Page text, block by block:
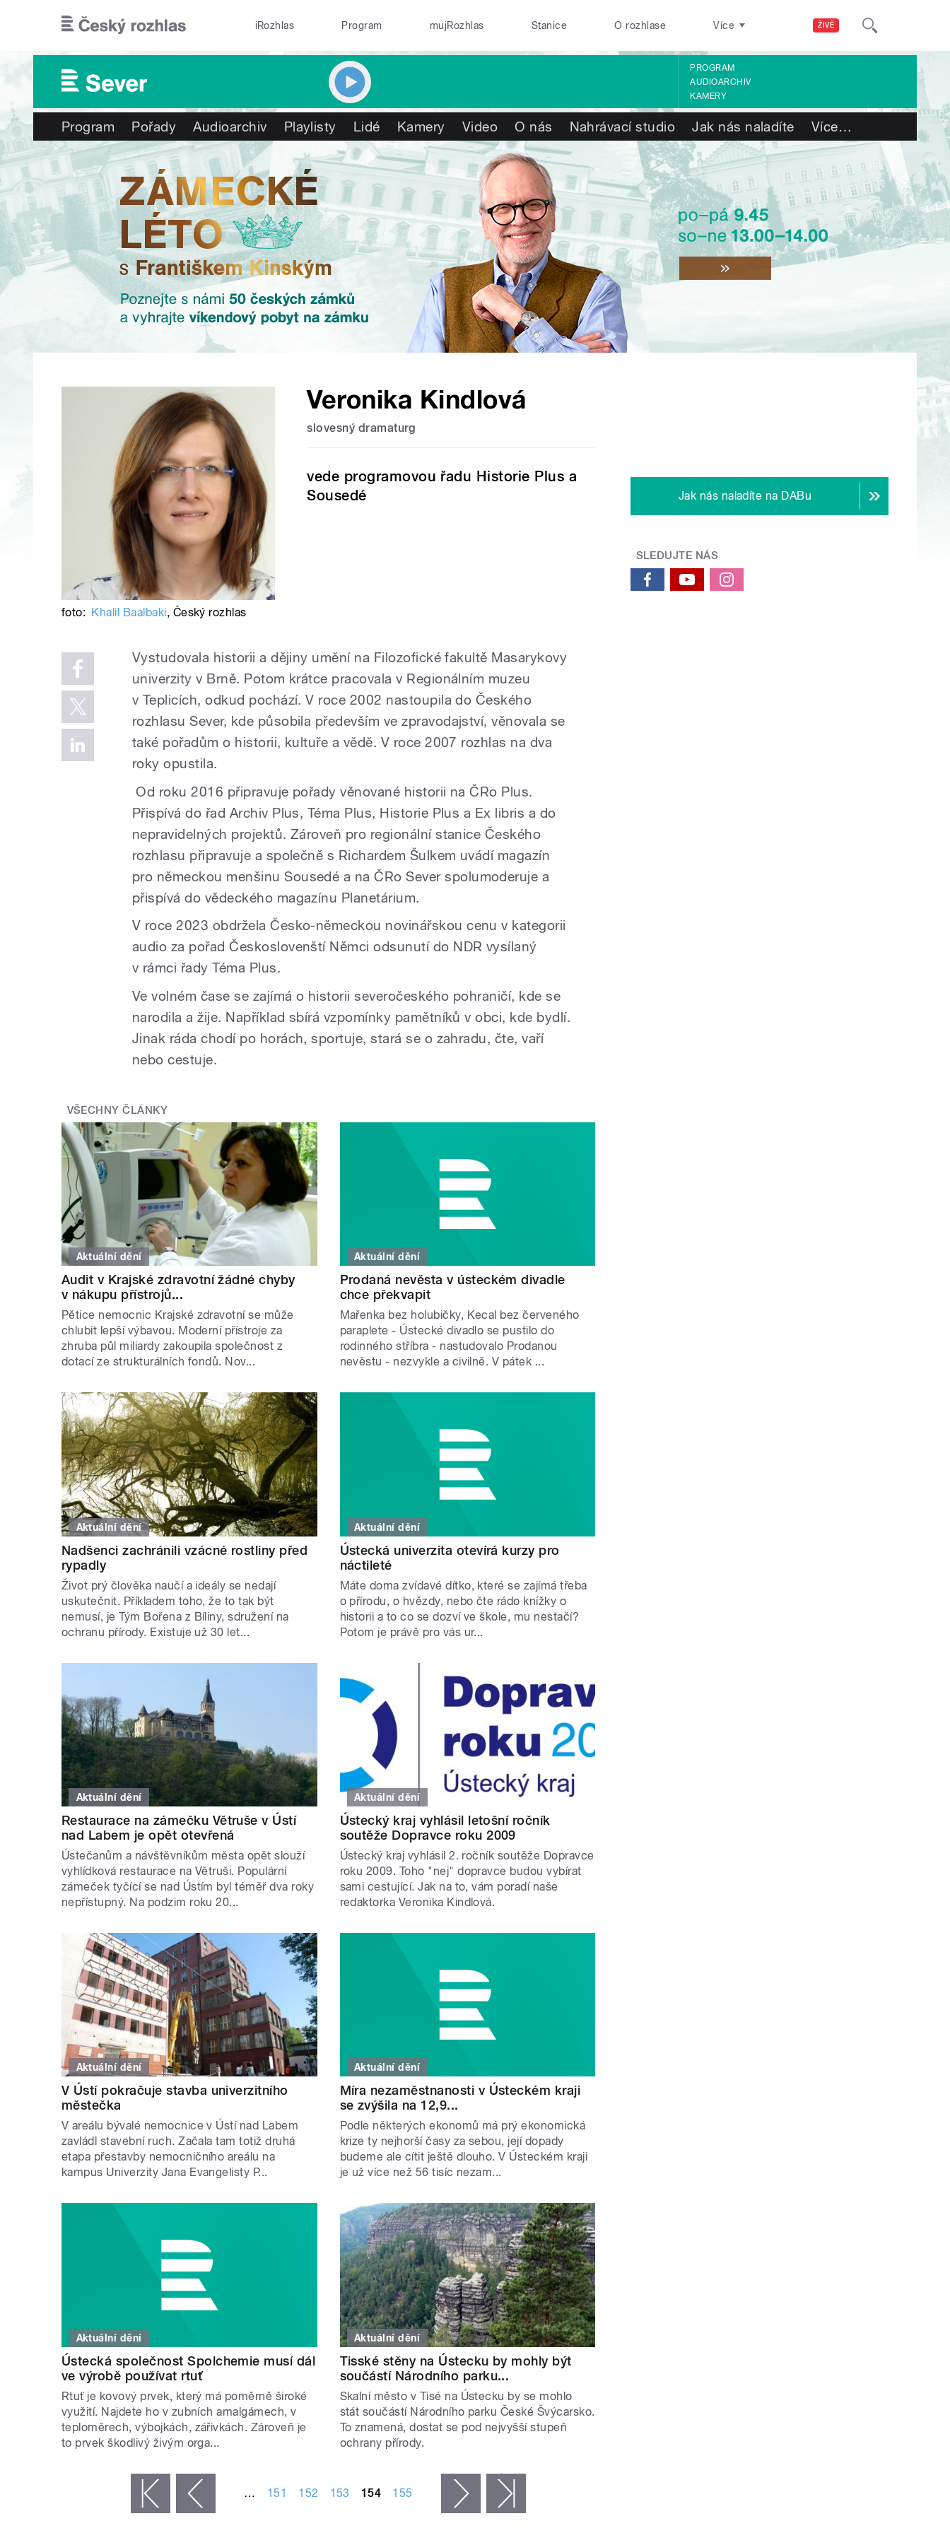
ŽIVĚ
iRozhlas Program mujRozhlas Stanice O rozhlase Více
PROGRAM
AUDIOARCHIV
KAMERY
Program Pořady Audioarchiv Playlisty Lidé Kamery Video O nás Nahrávací studio Jak nás naladíte Více…
Veronika Kindlová
slovesný dramaturg
vede programovou řadu Historie Plus a
Sousedé
foto: Khalil Baalbaki, Český rozhlas
Vystudovala historii a dějiny umění na Filozofické fakultě Masarykovy
univerzity v Brně. Potom krátce pracovala v Regionálním muzeu
v Teplicích, odkud pochází. V roce 2002 nastoupila do Českého
rozhlasu Sever, kde působila především ve zpravodajství, věnovala se
také pořadům o historii, kultuře a vědě. V roce 2007 rozhlas na dva
roky opustila.
Od roku 2016 připravuje pořady věnované historii na ČRo Plus.
Přispívá do řad Archiv Plus, Téma Plus, Historie Plus a Ex libris a do
nepravidelných projektů. Zároveň pro regionální stanice Českého
rozhlasu připravuje a společně s Richardem Šulkem uvádí magazín
pro německou menšinu Sousedé a na ČRo Sever spolumoderuje a
přispívá do vědeckého magazínu Planetárium.
V roce 2023 obdržela Česko-německou novinářskou cenu v kategorii
audio za pořad Českoslovenští Němci odsunutí do NDR vysílaný
v rámci řady Téma Plus.
Ve volném čase se zajímá o historii severočeského pohraničí, kde se
narodila a žije. Například sbírá vzpomínky pamětníků v obci, kde bydlí.
Jinak ráda chodí po horách, sportuje, stará se o zahradu, čte, vaří
nebo cestuje.
VŠECHNY ČLÁNKY
Aktuální dění
Audit v Krajské zdravotní žádné chyby
v nákupu přístrojů...
Pětice nemocnic Krajské zdravotní se může
chlubit lepší výbavou. Moderní přístroje za
zhruba půl miliardy zakoupila společnost z
dotací ze strukturálních fondů. Nov...
Aktuální dění
Prodaná nevěsta v ústeckém divadle
chce překvapit
Mařenka bez holubičky, Kecal bez červeného
paraplete - Ústecké divadlo se pustilo do
rodinného stříbra - nastudovalo Prodanou
nevěstu - nezvykle a civilně. V pátek ...
Aktuální dění
Nadšenci zachránili vzácné rostliny před
rypadly
Život prý člověka naučí a ideály se nedají
uskutečnit. Příkladem toho, že to tak být
nemusí, je Tým Bořena z Bíliny, sdružení na
ochranu přírody. Existuje už 30 let...
Aktuální dění
Ústecká univerzita otevírá kurzy pro
náctileté
Máte doma zvídavé dítko, které se zajímá třeba
o přírodu, o hvězdy, nebo čte rádo knížky o
historii a to co se dozví ve škole, mu nestačí?
Potom je právě pro vás ur...
Aktuální dění
Restaurace na zámečku Větruše v Ústí
nad Labem je opět otevřená
Ústečanům a návštěvníkům města opět slouží
vyhlídková restaurace na Větruši. Populární
zámeček tyčící se nad Ústím byl téměř dva roky
nepřístupný. Na podzim roku 20...
Aktuální dění
Ústecký kraj vyhlásil letošní ročník
soutěže Dopravce roku 2009
Ústecký kraj vyhlásil 2. ročník soutěže Dopravce
roku 2009. Toho "nej" dopravce budou vybírat
sami cestující. Jak na to, vám poradí naše
redaktorka Veronika Kindlová.
Aktuální dění
V Ústí pokračuje stavba univerzitního
městečka
V areálu bývalé nemocnice v Ústí nad Labem
zavládl stavební ruch. Začala tam totiž druhá
etapa přestavby nemocničního areálu na
kampus Univerzity Jana Evangelisty P...
Aktuální dění
Míra nezaměstnanosti v Ústeckém kraji
se zvýšila na 12,9...
Podle některých ekonomů má prý ekonomická
krize ty nejhorší časy za sebou, její dopady
budeme ale cítit ještě dlouho. V Ústeckém kraji
je už více než 56 tisíc nezam...
Aktuální dění
Ústecká společnost Spolchemie musí dál
ve výrobě používat rtuť
Rtuť je kovový prvek, který má poměrně široké
využití. Najdete ho v zubních amalgámech, v
teploměrech, výbojkách, zářivkách. Zároveň je
to prvek škodlivý živým orga...
Aktuální dění
Tisské stěny na Ústecku by mohly být
součástí Národního parku...
Skalní město v Tisé na Ústecku by se mohlo
stát součástí Národního parku České Švýcarsko.
To znamená, dostat se pod nejvyšší stupeň
ochrany přírody.
‹ předchozí … 151 152 153 154 155 následující ›
Jak nás naladíte na DABu
SLEDUJTE NÁS